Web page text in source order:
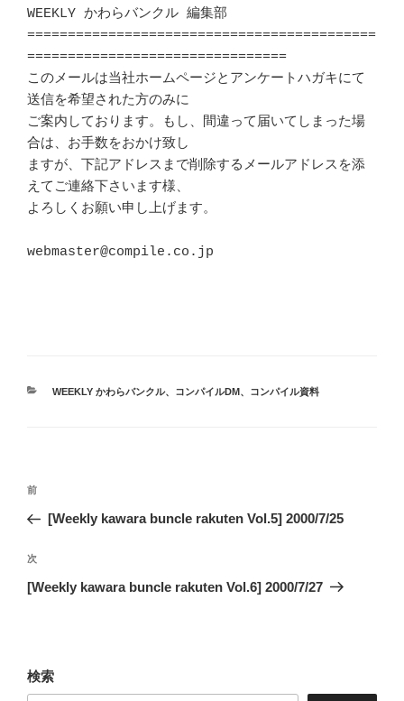
WEEKLY かわらバンクル 編集部
===========================================
================================
このメールは当社ホームページとアンケートハガキにて
送信を希望された方のみに
ご案内しております。もし、間違って届いてしまった場
合は、お手数をおかけ致し
ますが、下記アドレスまで削除するメールアドレスを添
えてご連絡下さいます様、
よろしくお願い申し上げます。
webmaster@compile.co.jp
カ
WEEKLY かわらバンクル、 コンパイルDM 、 コンパイル資料
投
ナ
ビ
ゲ
ン
前
の
稿
前
[Weekly kawara buncle rakuten Vol.5] 2000/7/25
次
の
次
[Weekly kawara buncle rakuten Vol.6] 2000/7/27
検索